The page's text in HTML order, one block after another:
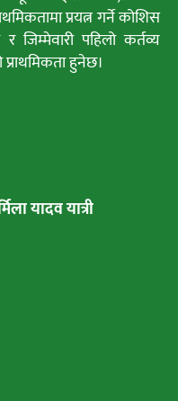
प्रयत्न गर्ने कोशिस
जिम्मेवारी पहिलो कर्तव्य
हुनेछ।
यादव यात्री